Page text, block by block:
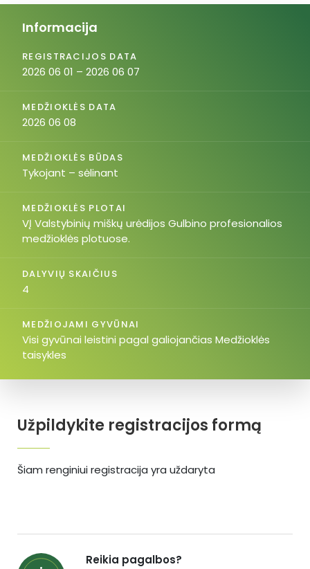
Užpildykite registracijos formą
Šiam renginiui registracija yra uždaryta
Informacija
REGISTRACIJOS DATA
2026 06 01 – 2026 06 07
MEDŽIOKLĖS DATA
2026 06 08
MEDŽIOKLĖS BŪDAS
Tykojant – sėlinant
MEDŽIOKLĖS PLOTAI
VĮ Valstybinių miškų urėdijos Gulbino profesionalios
medžioklės plotuose.
DALYVIŲ SKAIČIUS
4
MEDŽIOJAMI GYVŪNAI
Visi gyvūnai leistini pagal galiojančias Medžioklės
taisykles
Reikia pagalbos?